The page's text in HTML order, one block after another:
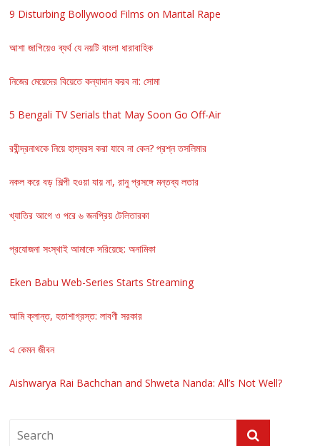
9 Disturbing Bollywood Films on Marital Rape
আশা জাগিয়েও ব্যর্থ যে নয়টি বাংলা ধারাবাহিক
নিজের মেয়েদের বিয়েতে কন্যাদান করব না: সোমা
5 Bengali TV Serials that May Soon Go Off-Air
রবীন্দ্রনাথকে নিয়ে হাস্যরস করা যাবে না কেন? প্রশ্ন তসলিমার
নকল করে বড় শিল্পী হওয়া যায় না, রানু প্রসঙ্গে মন্তব্য লতার
খ্যাতির আগে ও পরে ৬ জনপ্রিয় টেলিতারকা
প্রযোজনা সংস্থাই আমাকে সরিয়েছে: অনামিকা
Eken Babu Web-Series Starts Streaming
আমি ক্লান্ত, হতাশাগ্রস্ত: লাবণী সরকার
এ কেমন জীবন
Aishwarya Rai Bachchan and Shweta Nanda: All’s Not Well?